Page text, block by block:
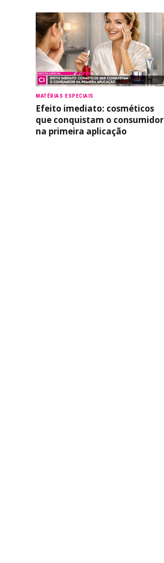
MATÉRIAS ESPECIAIS
Efeito imediato: cosméticos
que conquistam o consumidor
na primeira aplicação